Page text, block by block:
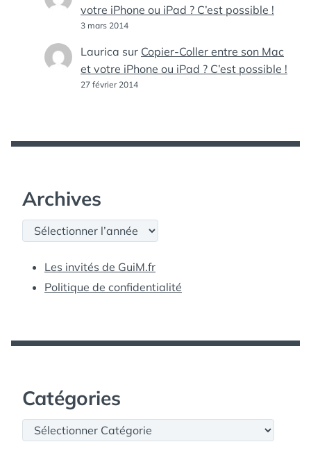
votre iPhone ou iPad ? C’est possible !
3 mars 2014
Laurica sur Copier-Coller entre son Mac
et votre iPhone ou iPad ? C’est possible !
27 février 2014
Archives
Archives
Les invités de GuiM.fr
Politique de confidentialité
Catégories
Catégories